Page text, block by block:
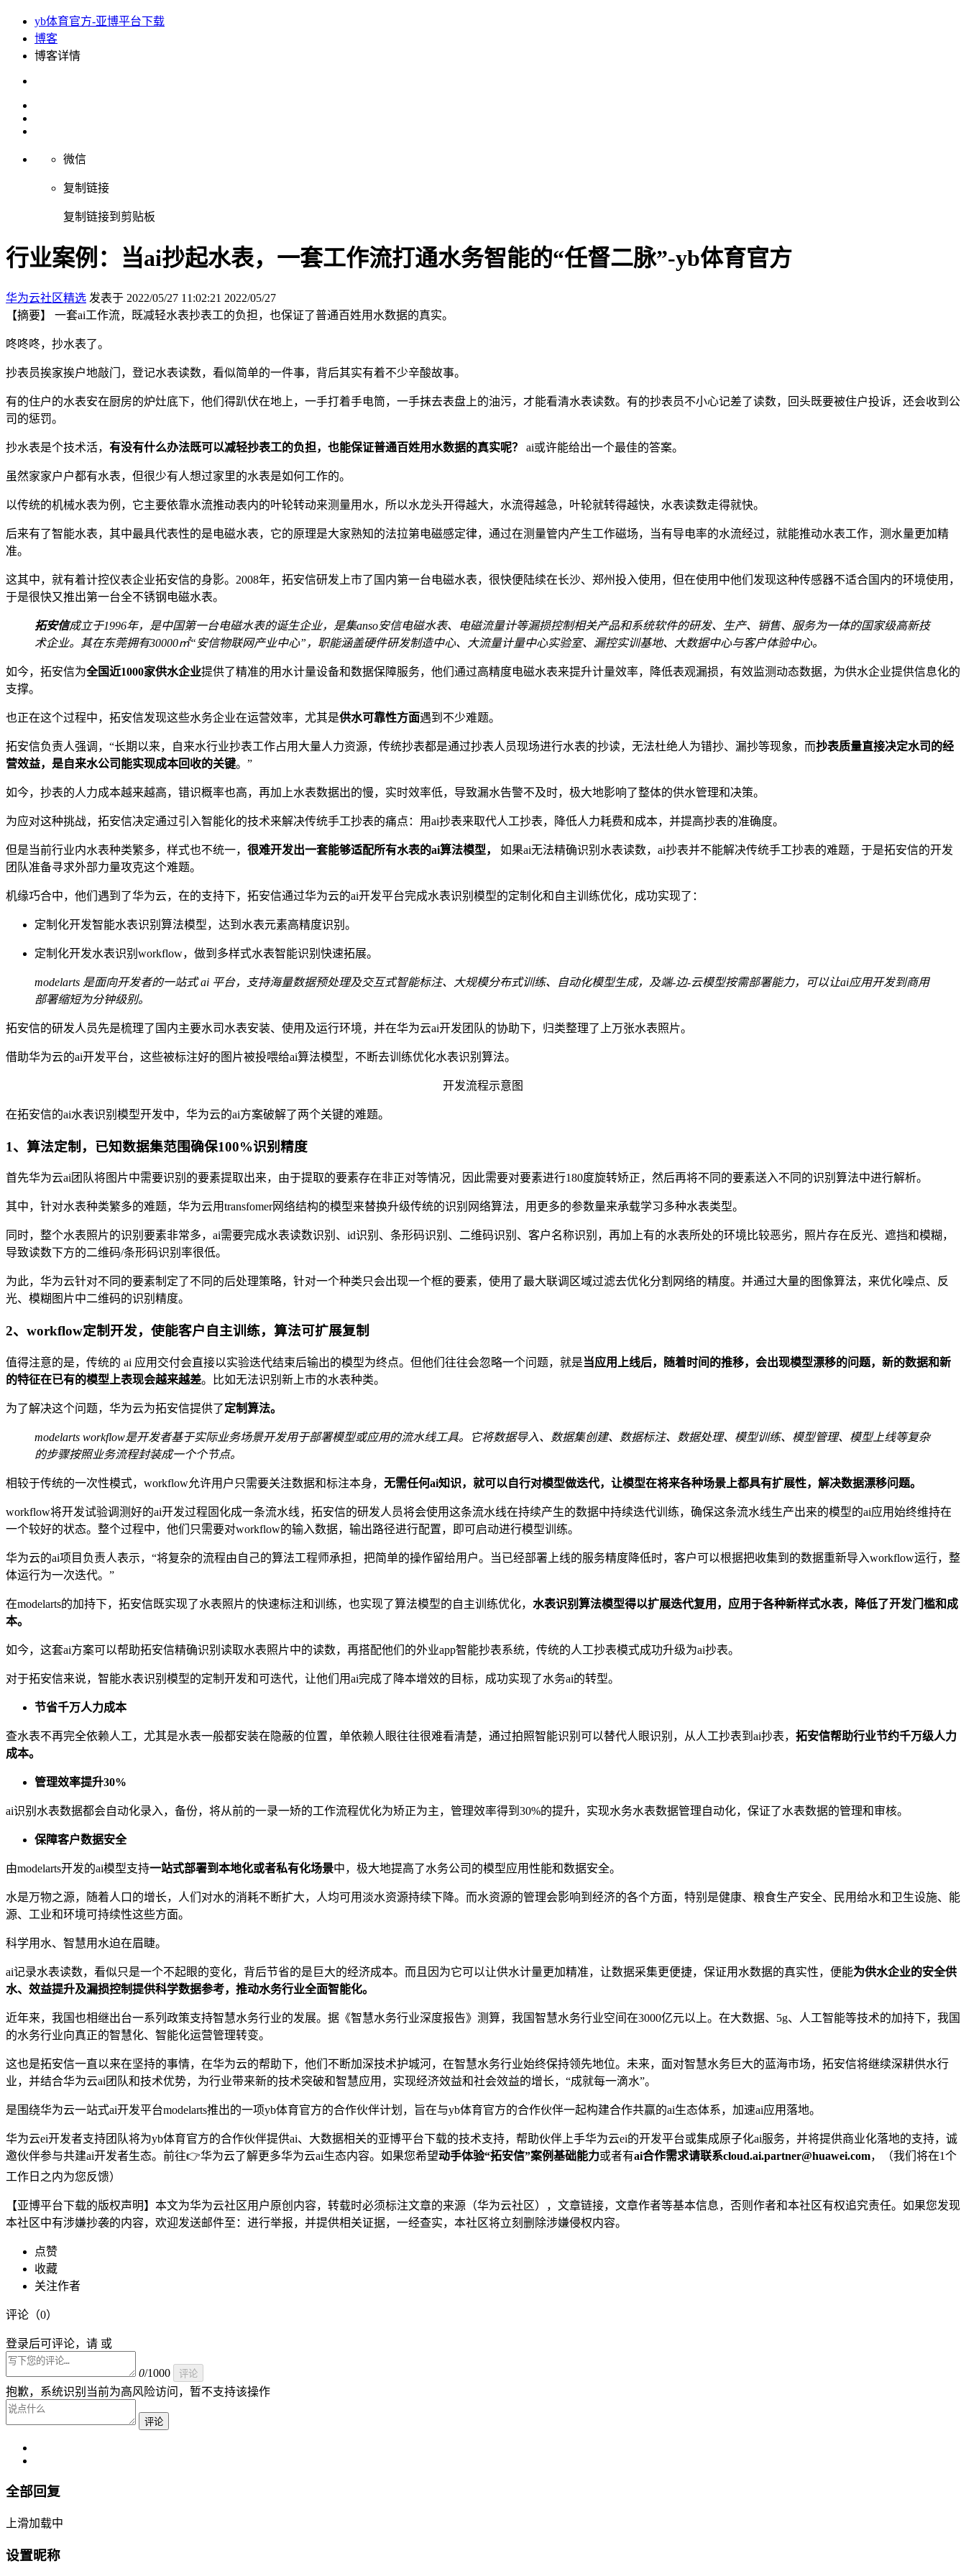
yb体育官方-亚博平台下载
博客
博客详情
微信
复制链接
复制链接到剪贴板
行业案例：当ai抄起水表，一套工作流打通水务智能的“任督二脉”-yb体育官方
华为云社区精选 发表于 2022/05/27 11:02:21 2022/05/27
【摘要】 一套ai工作流，既减轻水表抄表工的负担，也保证了普通百姓用水数据的真实。
咚咚咚，抄水表了。
抄表员挨家挨户地敲门，登记水表读数，看似简单的一件事，背后其实有着不少辛酸故事。
有的住户的水表安在厨房的炉灶底下，他们得趴伏在地上，一手打着手电筒，一手抹去表盘上的油污，才能看清水表读数。有的抄表员不小心记差了读数，回头既要被住户投诉，还会收到公
司的惩罚。
抄水表是个技术活， 有没有什么办法既可以减轻抄表工的负担，也能保证普通百姓用水数据的真实呢？ ai或许能给出一个最佳的答案。
虽然家家户户都有水表，但很少有人想过家里的水表是如何工作的。
以传统的机械水表为例，它主要依靠水流推动表内的叶轮转动来测量用水，所以水龙头开得越大，水流得越急，叶轮就转得越快，水表读数走得就快。
后来有了智能水表，其中最具代表性的是电磁水表，它的原理是大家熟知的法拉第电磁感定律，通过在测量管内产生工作磁场，当有导电率的水流经过，就能推动水表工作，测水量更加精
准。
这其中，就有着计控仪表企业拓安信的身影。2008年，拓安信研发上市了国内第一台电磁水表，很快便陆续在长沙、郑州投入使用，但在使用中他们发现这种传感器不适合国内的环境使用，
于是很快又推出第一台全不锈钢电磁水表。
拓安信成立于1996年，是中国第一台电磁水表的诞生企业，是集anso安信电磁水表、电磁流量计等漏损控制相关产品和系统软件的研发、生产、销售、服务为一体的国家级高新技
术企业。其在东莞拥有30000㎡“安信物联网产业中心”，职能涵盖硬件研发制造中心、大流量计量中心实验室、漏控实训基地、大数据中心与客户体验中心。
如今，拓安信为全国近1000家供水企业提供了精准的用水计量设备和数据保障服务，他们通过高精度电磁水表来提升计量效率，降低表观漏损，有效监测动态数据，为供水企业提供信息化的
支撑。
也正在这个过程中，拓安信发现这些水务企业在运营效率，尤其是供水可靠性方面遇到不少难题。
拓安信负责人强调，“长期以来，自来水⾏业抄表工作占用大量人力资源，传统抄表都是通过抄表⼈员现场进⾏⽔表的抄读，⽆法杜绝⼈为错抄、漏抄等现象，⽽抄表质量直接决定水司的经
营效益，是自来水公司能实现成本回收的关键。”
如今，抄表的人力成本越来越高，错识概率也高，再加上水表数据出的慢，实时效率低，导致漏水告警不及时，极大地影响了整体的供水管理和决策。
为应对这种挑战，拓安信决定通过引入智能化的技术来解决传统⼿⼯抄表的痛点：用ai抄表来取代人工抄表，降低人力耗费和成本，并提高抄表的准确度。
但是当前行业内水表种类繁多，样式也不统一， 很难开发出一套能够适配所有水表的ai算法模型，
如果ai无法精确识别水表读数，ai抄表并不能解决传统手工抄表的难题，于是拓安信的开发
团队准备寻求外部力量攻克这个难题。
机缘巧合中，他们遇到了华为云，在的支持下，拓安信通过华为云的ai开发平台完成水表识别模型的定制化和自主训练优化，成功实现了：
定制化开发智能水表识别算法模型，达到水表元素高精度识别。
定制化开发水表识别workflow，做到多样式水表智能识别快速拓展。
modelarts 是面向开发者的一站式 ai 平台，支持海量数据预处理及交互式智能标注、大规模分布式训练、自动化模型生成，及端-边-云模型按需部署能力，可以让ai应用开发到商用
部署缩短为分钟级别。
拓安信的研发人员先是梳理了国内主要⽔司⽔表安装、使⽤及运⾏环境，并在华为云ai开发团队的协助下，归类整理了上万张水表照片。
借助华为云的ai开发平台，这些被标注好的图片被投喂给ai算法模型，不断去训练优化水表识别算法。
开发流程示意图
在拓安信的ai水表识别模型开发中，华为云的ai方案破解了两个关键的难题。
1、算法定制，已知数据集范围确保100%识别精度
首先华为云ai团队将图片中需要识别的要素提取出来，由于提取的要素存在非正对等情况，因此需要对要素进行180度旋转矫正，然后再将不同的要素送入不同的识别算法中进行解析。
其中，针对水表种类繁多的难题，华为云用transfomer网络结构的模型来替换升级传统的识别网络算法，用更多的参数量来承载学习多种水表类型。
同时，整个水表照片的识别要素非常多，ai需要完成水表读数识别、id识别、条形码识别、二维码识别、客户名称识别，再加上有的水表所处的环境比较恶劣，照片存在反光、遮挡和模糊，
导致读数下方的二维码/条形码识别率很低。
为此，华为云针对不同的要素制定了不同的后处理策略，针对一个种类只会出现一个框的要素，使用了最大联调区域过滤去优化分割网络的精度。并通过大量的图像算法，来优化噪点、反
光、模糊图片中二维码的识别精度。
2、workflow定制开发，使能客户自主训练，算法可扩展复制
值得注意的是，传统的 ai 应用交付会直接以实验迭代结束后输出的模型为终点。但他们往往会忽略一个问题，就是当应用上线后，随着时间的推移，会出现模型漂移的问题，新的数据和新
的特征在已有的模型上表现会越来越差。比如无法识别新上市的水表种类。
为了解决这个问题，华为云为拓安信提供了定制算法。
modelarts workflow是开发者基于实际业务场景开发用于部署模型或应用的流水线工具。它将数据导入、数据集创建、数据标注、数据处理、模型训练、模型管理、模型上线等复杂
的步骤按照业务流程封装成一个个节点。
相较于传统的一次性模式，workflow允许用户只需要关注数据和标注本身， 无需任何ai知识，就可以自行对模型做迭代，让模型在将来各种场景上都具有扩展性，解决数据漂移问题。
workflow将开发试验调测好的ai开发过程固化成一条流水线，拓安信的研发人员将会使用这条流水线在持续产生的数据中持续迭代训练，确保这条流水线生产出来的模型的ai应用始终维持在
一个较好的状态。整个过程中，他们只需要对workflow的输入数据，输出路径进行配置，即可启动进行模型训练。
华为云的ai项目负责人表示，“将复杂的流程由自己的算法工程师承担，把简单的操作留给用户。当已经部署上线的服务精度降低时，客户可以根据把收集到的数据重新导入workflow运行，整
体运行为一次迭代。”
在modelarts的加持下，拓安信既实现了水表照片的快速标注和训练，也实现了算法模型的自主训练优化， 水表识别算法模型得以扩展迭代复用，应用于各种新样式水表，降低了开发门槛和成
本。
如今，这套ai方案可以帮助拓安信精确识别读取水表照片中的读数，再搭配他们的外业app智能抄表系统，传统的⼈⼯抄表模式成功升级为ai抄表。
对于拓安信来说，智能水表识别模型的定制开发和可迭代，让他们用ai完成了降本增效的目标，成功实现了水务ai的转型。
节省千万人力成本
查水表不再完全依赖人工，尤其是水表一般都安装在隐蔽的位置，单依赖人眼往往很难看清楚，通过拍照智能识别可以替代人眼识别，从人工抄表到ai抄表， 拓安信帮助行业节约千万级人力
成本。
管理效率提升30%
ai识别水表数据都会自动化录入，备份，将从前的一录一矫的工作流程优化为矫正为主，管理效率得到30%的提升，实现水务水表数据管理自动化，保证了水表数据的管理和审核。
保障客户数据安全
由modelarts开发的ai模型支持一站式部署到本地化或者私有化场景中，极大地提高了水务公司的模型应用性能和数据安全。
水是万物之源，随着人口的增长，人们对水的消耗不断扩大，人均可用淡水资源持续下降。而水资源的管理会影响到经济的各个方面，特别是健康、粮食生产安全、民用给水和卫生设施、能
源、工业和环境可持续性这些方面。
科学用水、智慧用水迫在眉睫。
ai记录水表读数，看似只是一个不起眼的变化，背后节省的是巨大的经济成本。而且因为它可以让供⽔计量更加精准，让数据采集更便捷，保证用水数据的真实性，便能为供⽔企业的安全供
⽔、效益提升及漏损控制提供科学数据参考，推动水务行业全面智能化。
近年来，我国也相继出台一系列政策支持智慧水务行业的发展。据《智慧⽔务⾏业深度报告》测算，我国智慧⽔务⾏业空间在3000亿元以上。在⼤数据、5g、⼈⼯智能等技术的加持下，我国
的水务行业向真正的智慧化、智能化运营管理转变。
这也是拓安信一直以来在坚持的事情，在华为云的帮助下，他们不断加深技术护城河，在智慧水务行业始终保持领先地位。未来，面对智慧水务巨大的蓝海市场，拓安信将继续深耕供水行
业，并结合华为云ai团队和技术优势，为⾏业带来新的技术突破和智慧应⽤，实现经济效益和社会效益的增⻓，“成就每一滴水”。
是围绕华为云一站式ai开发平台modelarts推出的一项yb体育官方的合作伙伴计划，旨在与yb体育官方的合作伙伴一起构建合作共赢的ai生态体系，加速ai应用落地。
华为云ei开发者支持团队将为yb体育官方的合作伙伴提供ai、大数据相关的亚博平台下载的技术支持，帮助伙伴上手华为云ei的开发平台或集成原子化ai服务，并将提供商业化落地的支持，诚
邀伙伴参与共建ai开发者生态。前往👉华为云了解更多华为云ai生态内容。如果您希望动手体验“拓安信”案例基础能力或者有ai合作需求请联系cloud.ai.partner@huawei.com，（我们将在1个
工作日之内为您反馈）
【亚博平台下载的版权声明】本文为华为云社区用户原创内容，转载时必须标注文章的来源（华为云社区），文章链接，文章作者等基本信息，否则作者和本社区有权追究责任。如果您发现
本社区中有涉嫌抄袭的内容，欢迎发送邮件至：进行举报，并提供相关证据，一经查实，本社区将立刻删除涉嫌侵权内容。
点赞
收藏
关注作者
评论（0）
登录后可评论，请 或
0/1000 评论
抱歉，系统识别当前为高风险访问，暂不支持该操作
评论
全部回复
上滑加载中
设置昵称